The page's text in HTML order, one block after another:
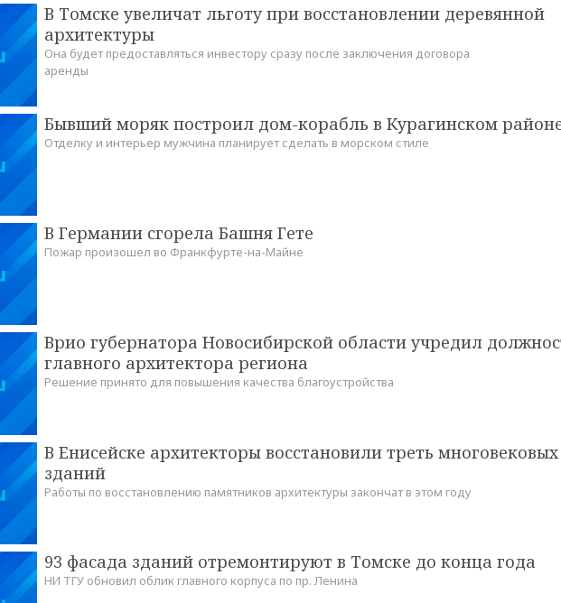
В Томске увеличат льготу при восстановлении деревянной
архитектуры
Она будет предоставляться инвестору сразу после заключения договора
аренды
Бывший моряк построил дом-корабль в Курагинском
Отделку и интерьер мужчина планирует сделать в морском стиле
В Германии сгорела Башня Гете
Пожар произошел во Франкфурте-на-Майне
Врио губернатора Новосибирской области учредил
главного архитектора региона
Решение принято для повышения качества благоустройства
В Енисейске архитекторы восстановили треть многовековых
зданий
Работы по восстановлению памятников архитектуры закончат в этом году
93 фасада зданий отремонтируют в Томске до конца года
НИ ТГУ обновил облик главного корпуса по пр. Ленина